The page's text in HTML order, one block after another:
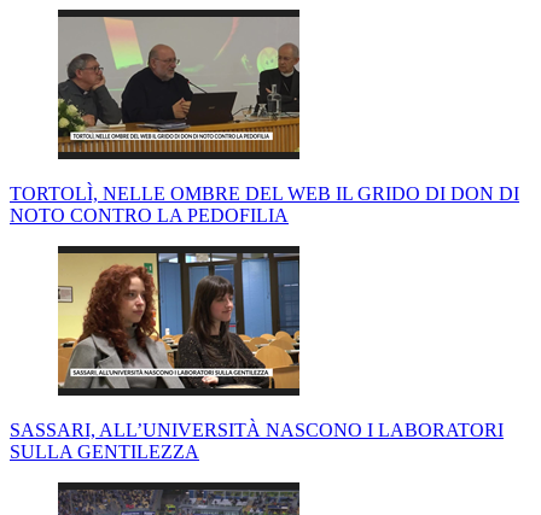
TORTOLÌ, NELLE OMBRE DEL WEB IL GRIDO DI DON DI
NOTO CONTRO LA PEDOFILIA
SASSARI, ALL’UNIVERSITÀ NASCONO I LABORATORI
SULLA GENTILEZZA